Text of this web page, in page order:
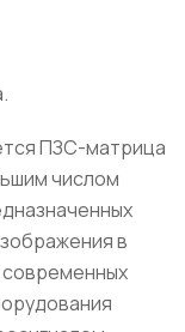
ПЗС-матрица
числом
в
современных